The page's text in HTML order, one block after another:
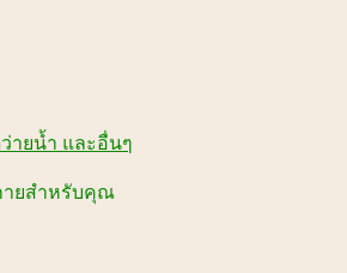
ายน้ำ และอื่นๆ
ายสำหรับคุณ